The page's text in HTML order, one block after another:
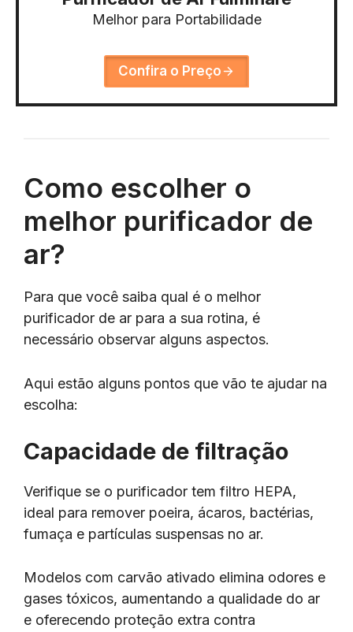
Melhor para Portabilidade
Confira o Preço
Como escolher o
melhor purificador de
ar?
Para que você saiba qual é o melhor
purificador de ar para a sua rotina, é
necessário observar alguns aspectos.
Aqui estão alguns pontos que vão te ajudar na
escolha:
Capacidade de filtração
Verifique se o purificador tem filtro HEPA,
ideal para remover poeira, ácaros, bactérias,
fumaça e partículas suspensas no ar.
Modelos com carvão ativado elimina odores e
gases tóxicos, aumentando a qualidade do ar
e oferecendo proteção extra contra